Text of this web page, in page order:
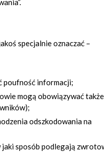
specjalnie oznaczać –
poufność informacji;
mogą obowiązywać także
odszkodowania na
jaki sposób podlegają